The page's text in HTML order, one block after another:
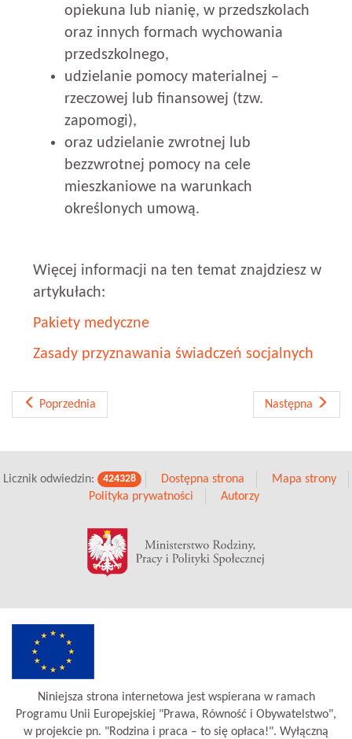
opiekuna lub nianię, w przedszkolach
oraz innych formach wychowania
przedszkolnego,
udzielanie pomocy materialnej –
rzeczowej lub finansowej (tzw.
zapomogi),
oraz udzielanie zwrotnej lub
bezzwrotnej pomocy na cele
mieszkaniowe na warunkach
określonych umową.
Więcej informacji na ten temat znajdziesz w
artykułach:
Pakiety medyczne
Zasady przyznawania świadczeń socjalnych
Poprzednia Następna
Licznik odwiedzin: 424328 Dostępna strona
Mapa strony
Polityka prywatności
Autorzy
Niniejsza strona internetowa jest wspierana w ramach
Programu Unii Europejskiej "Prawa, Równość i Obywatelstwo",
w projekcie pn. "Rodzina i praca – to się opłaca!". Wyłączną